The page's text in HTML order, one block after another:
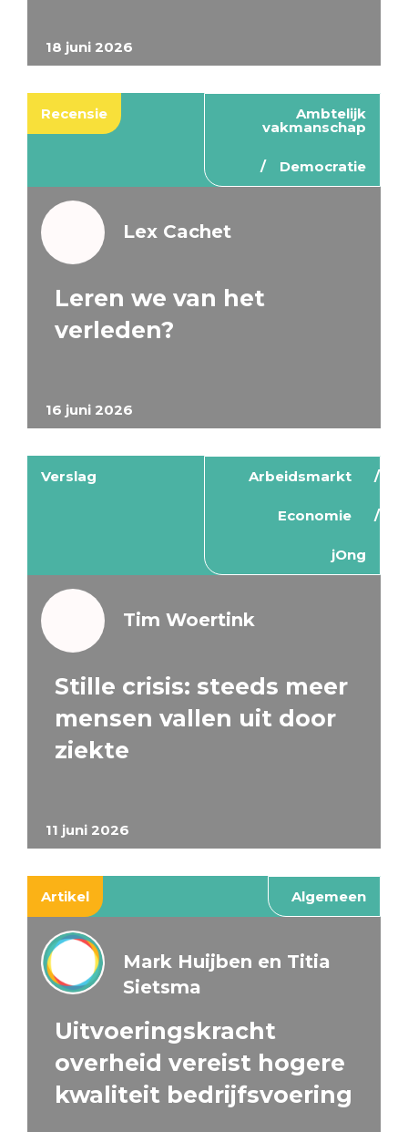
18 juni 2026
Recensie Ambtelijk
vakmanschap
Democratie
16 juni 2026
Lex Cachet
Leren we van het
verleden?
Verslag Arbeidsmarkt
Economie
jOng
11 juni 2026
Tim Woertink
Stille crisis: steeds meer
mensen vallen uit door
ziekte
Artikel Algemeen
Mark Huijben en Titia
Sietsma
Uitvoeringskracht
overheid vereist hogere
kwaliteit bedrijfsvoering